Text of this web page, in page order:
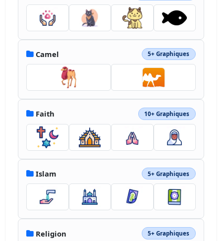
Camel 5+ Graphiques
Faith 10+ Graphiques
Islam 5+ Graphiques
Religion 5+ Graphiques